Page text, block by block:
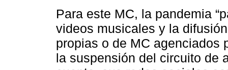
Para este MC, la pandemia
videos musicales y la
propias o de MC agenciados
la suspensión del circuito de